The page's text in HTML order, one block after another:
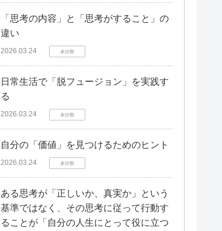
「思考の内容」と「思考がすること」の
違い
2026.03.24 未分類
日常生活で「脱フュージョン」を実践す
る
2026.03.24 未分類
自分の「価値」を見つけるためのヒント
2026.03.24 未分類
ある思考が「正しいか、真実か」という
基準ではなく、その思考に従って行動す
ることが「自分の人生にとって役に立つ